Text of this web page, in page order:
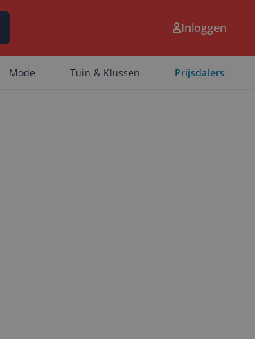
Inloggen
Mode Tuin & Klussen Prijsdalers